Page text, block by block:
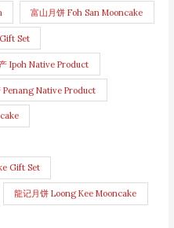
富山月饼 Foh San Mooncake
Set
Ipoh Native Product
Penang Native Product
Gift Set
龍记月饼 Loong Kee Mooncake